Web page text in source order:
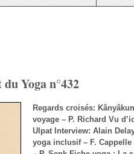
Yoga n°432
Regards croisés:
voyage – P. Richard Vu
Ulpat Interview: Alain
yoga inclusif – F.